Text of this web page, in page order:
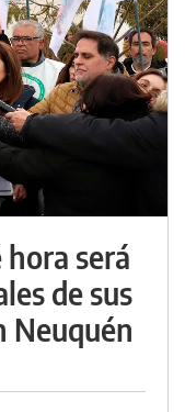
hora será
de sus
Neuquén